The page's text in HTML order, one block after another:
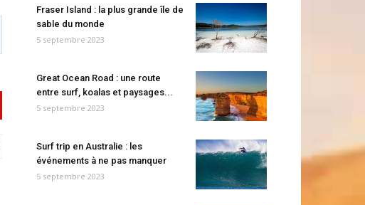
Fraser Island : la plus grande île de
sable du monde
5 septembre 2023
Great Ocean Road : une route
entre surf, koalas et paysages...
5 septembre 2023
Surf trip en Australie : les
événements à ne pas manquer
5 septembre 2023